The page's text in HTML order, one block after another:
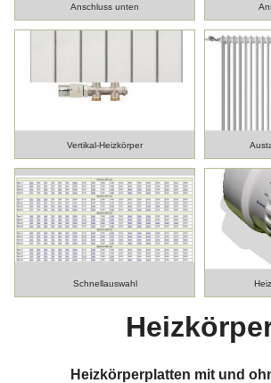
Anschluss unten
Vertikal-Heizkörper
Schnellauswahl
Heizkörperplatten mit und